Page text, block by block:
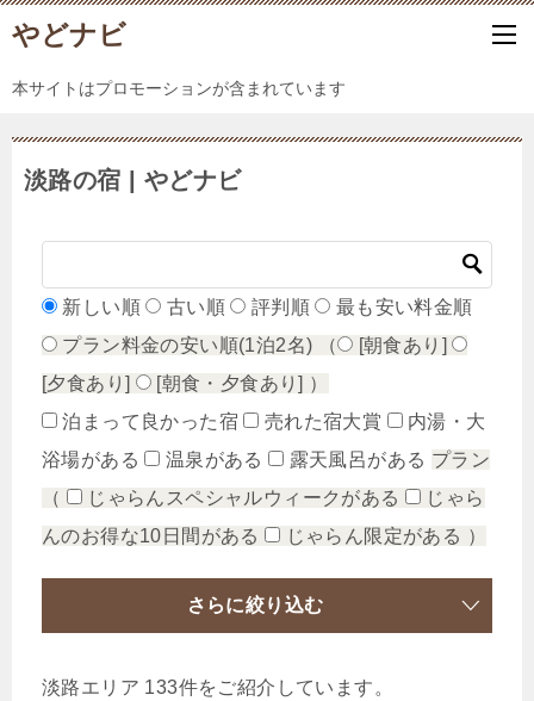
やどナビ
本サイトはプロモーションが含まれています
淡路の宿 | やどナビ
新しい順 古い順 評判順
最も安い料金順
プラン料金の安い順(1泊2名)
（
[朝食あり]
[夕食あり]
[朝食・夕食あり] ）
泊まって良かった宿
売れた宿大賞
内湯・大
浴場がある
温泉がある 露天風呂がある プラン
（
じゃらんスペシャルウィークがある
じゃら
んのお得な10日間がある
じゃらん限定がある ）
さらに絞り込む
淡路エリア 133件をご紹介しています。